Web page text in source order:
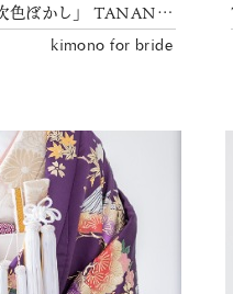
色打掛「清香束熨斗山吹色ぼかし」 TANAN丹庵 京都結婚式 花嫁衣裳
kimono for bride